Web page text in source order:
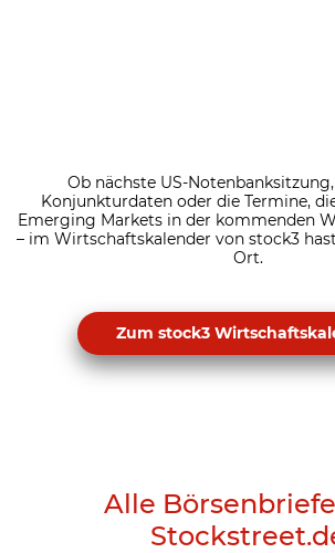
Ob nächste US-
Konjunkturdaten oder die Termine,
Emerging Markets in der kommenden
– im Wirtschaftskalender von stock3
Ort.
Zum stock3
Alle